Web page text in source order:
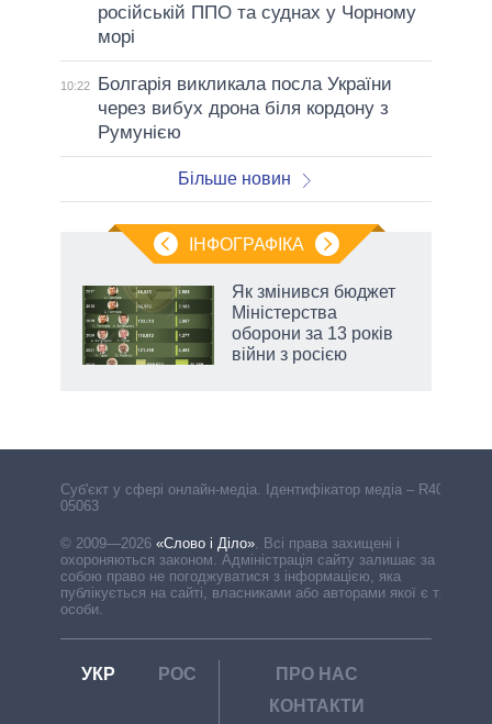
російській ППО та суднах у Чорному
морі
10:22
Болгарія викликала посла України
через вибух дрона біля кордону з
Румунією
Більше новин
ІНФОГРАФІКА
Як змінився бюджет
Міністерства
оборони за 13 років
війни з росією
Cуб'єкт у сфері онлайн-медіа. Ідентифікатор медіа – R40-
05063
© 2009—2026 «Слово і Діло». Всі права захищені і
охороняються законом. Адміністрація сайту залишає за
собою право не погоджуватися з інформацією, яка
публікується на сайті, власниками або авторами якої є треті
особи.
УКР РОС
ПРО НАС
КОНТАКТИ